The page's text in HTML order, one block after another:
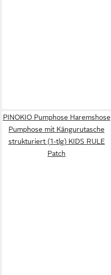
PINOKIO Pumphose Haremshose
Pumphose mit Kängurutasche
strukturiert (1-tlg) KIDS RULE
Patch